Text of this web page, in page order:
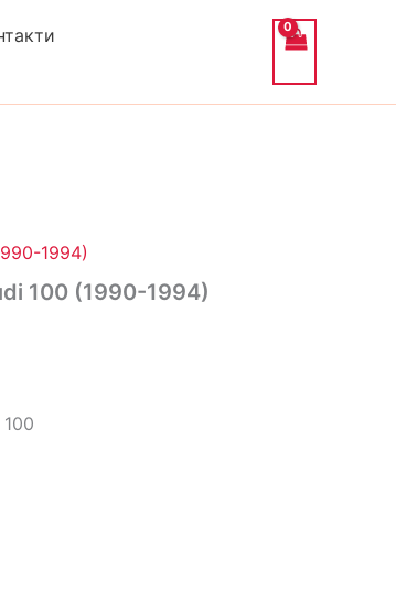
1994)
100 (1990-1994)